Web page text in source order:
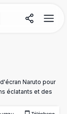
Naruto pour
éclatants et des